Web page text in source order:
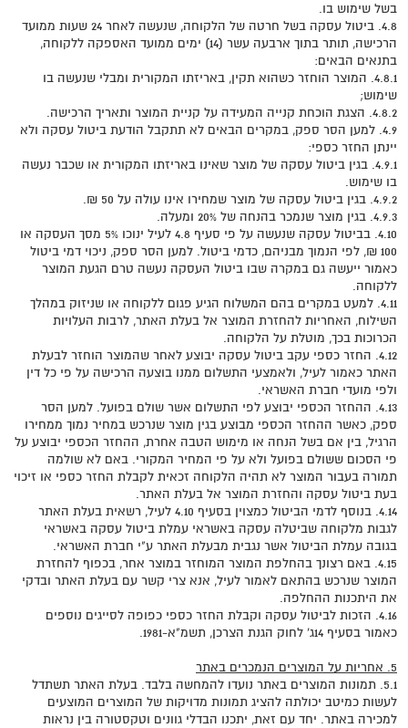
בשל שימוש בו.
4.8. ביטול עסקה בשל חרטה של הלקוחה, שנעשה לאחר 24 שעות ממועד
הרכישה, תותר בתוך ארבעה עשר (14) ימים ממועד האספקה ללקוחה,
בתנאים הבאים:
4.8.1. המוצר הוחזר כשהוא תקין, באריזתו המקורית ומבלי שנעשה בו
שימוש;
4.8.2. הצגת הוכחת קנייה המעידה על קניית המוצר ותאריך הרכישה.
4.9. למען הסר ספק, במקרים הבאים לא תתקבל הודעת ביטול עסקה ולא
יינתן החזר כספי:
4.9.1. בגין ביטול עסקה של מוצר שאינו באריזתו המקורית או שכבר נעשה
בו שימוש.
4.9.2. בגין ביטול עסקה של מוצר שמחירו אינו עולה על 50 ₪.
4.9.3. בגין מוצר שנמכר בהנחה של 20% ומעלה.
4.10. בביטול עסקה שנעשה על פי סעיף 4.8 לעיל ינוכו 5% מסך העסקה או
100 ₪, לפי הנמוך מבניהם, כדמי ביטול. למען הסר ספק, ניכוי דמי ביטול
כאמור ייעשה גם במקרה שבו ביטול העסקה נעשה טרם הגעת המוצר
ללקוחה.
4.11. למעט במקרים בהם המשלוח הגיע פגום ללקוחה או שניזוק במהלך
השילוח, האחריות להחזרת המוצר אל בעלת האתר, לרבות העלויות
הכרוכות בכך, מוטלת על הלקוחה.
4.12. החזר כספי עקב ביטול עסקה יבוצע לאחר שהמוצר הוחזר לבעלת
האתר כאמור לעיל, ולאמצעי התשלום ממנו בוצעה הרכישה על פי כל דין
ולפי מועדי חברת האשראי.
4.13. ההחזר הכספי יבוצע לפי התשלום אשר שולם בפועל. למען הסר
ספק, כאשר ההחזר הכספי מבוצע בגין מוצר שנרכש במחיר נמוך ממחירו
הרגיל, בין אם בשל הנחה או מימוש הטבה אחרת, ההחזר הכספי יבוצע על
פי הסכום ששולם בפועל ולא על פי המחיר המקורי. באם לא שולמה
תמורה בעבור המוצר לא תהיה הלקוחה זכאית לקבלת החזר כספי או זיכוי
בעת ביטול עסקה והחזרת המוצר אל בעלת האתר.
4.14. בנוסף לדמי הביטול כמצוין בסעיף 4.10 לעיל, רשאית בעלת האתר
לגבות מלקוחה שביטלה עסקה באשראי עמלת ביטול עסקה באשראי
בגובה עמלת הביטול אשר נגבית מבעלת האתר ע"י חברת האשראי.
4.15. באם רצונך בהחלפת המוצר המוחזר במוצר אחר, בכפוף להחזרת
המוצר שנרכש בהתאם לאמור לעיל, אנא צרי קשר עם בעלת האתר ובדקי
את היתכנות ההחלפה.
4.16. הזכות לביטול עסקה וקבלת החזר כספי כפופה לסייגים נוספים
כאמור בסעיף 14ג' לחוק הגנת הצרכן, תשמ"א-1981.
5. אחריות על המוצרים הנמכרים באתר
5.1. תמונות המוצרים באתר נועדו להמחשה בלבד. בעלת האתר תשתדל
לעשות כמיטב יכולתה להציג תמונות מדויקות של המוצרים המוצעים
למכירה באתר. יחד עם זאת, יתכנו הבדלי גוונים וטקסטורה בין נראות